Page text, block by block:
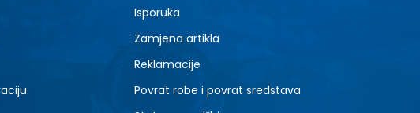
Isporuka
Zamjena artikla
Reklamacije
Povrat robe i povrat sredstava